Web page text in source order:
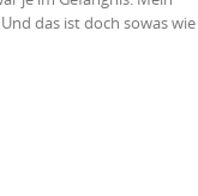
das ist doch sowas wie